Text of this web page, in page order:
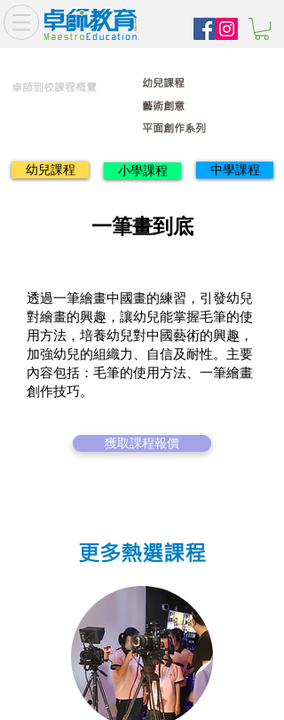
卓師到校課程概覽
藝術創意
平面創作系列
幼兒課程
幼兒課程 小學課程 中學課程
透過一筆繪畫中國畫的練習，引發幼兒
對繪畫的興趣，讓幼兒能掌握毛筆的使
用方法，培養幼兒對中國藝術的興趣，
加強幼兒的組織力、自信及耐性。主要
內容包括：毛筆的使用方法、一筆繪畫
創作技巧。
獲取課程報價
一筆畫到底
更多熱選課程